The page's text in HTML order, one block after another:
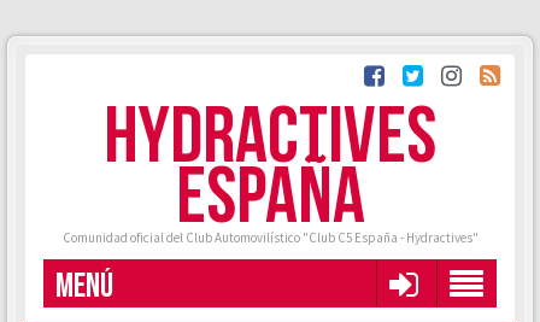
HYDRACTIVES
ESPAÑA
Comunidad oficial del Club Automovilístico "Club C5 España - Hydractives"
MENÚ